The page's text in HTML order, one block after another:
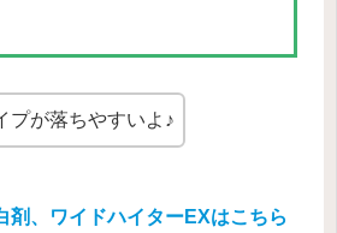
プが落ちやすいよ♪
剤、ワイドハイターEXはこちら